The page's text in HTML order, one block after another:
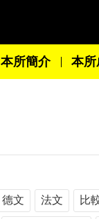
本所簡介 本所
德文 法文 比